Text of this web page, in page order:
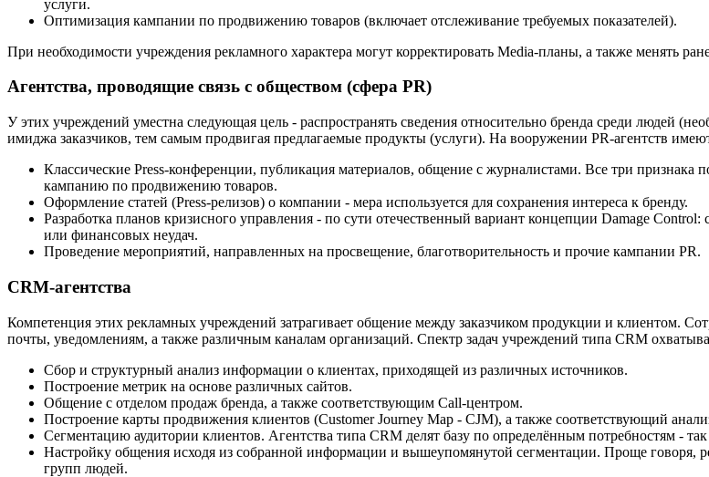
услуги.
Оптимизация кампании по продвижению товаров (включает отслеживание требуемых показателей).
При необходимости учреждения рекламного характера могут корректировать Media-планы, а также менять
Агентства, проводящие связь с обществом (сфера PR)
У этих учреждений уместна следующая цель - распространять сведения относительно бренда среди людей
имиджа заказчиков, тем самым продвигая предлагаемые продукты (услуги). На вооружении PR-агентств
Классические Press-конференции, публикация материалов, общение с журналистами. Все три
кампанию по продвижению товаров.
Оформление статей (Press-релизов) о компании - мера используется для сохранения интереса к бренду.
Разработка планов кризисного управления - по сути отечественный вариант концепции Damage
или финансовых неудач.
Проведение мероприятий, направленных на просвещение, благотворительность и прочие кампании PR.
CRM-агентства
Компетенция этих рекламных учреждений затрагивает общение между заказчиком продукции и клиентом.
почты, уведомлениям, а также различным каналам организаций. Спектр задач учреждений типа CRM
Сбор и структурный анализ информации о клиентах, приходящей из различных источников.
Построение метрик на основе различных сайтов.
Общение с отделом продаж бренда, а также соответствующим Call-центром.
Построение карты продвижения клиентов (Customer Journey Map - CJM), а также соответствующий
Сегментацию аудитории клиентов. Агентства типа CRM делят базу по определённым потребностям -
Настройку общения исходя из собранной информации и вышеупомянутой сегментации. Проще говоря,
групп людей.